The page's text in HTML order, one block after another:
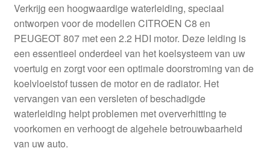
Verkrijg een hoogwaardige waterleiding, speciaal
ontworpen voor de modellen CITROEN C8 en
PEUGEOT 807 met een 2.2 HDI motor. Deze leiding is
een essentieel onderdeel van het koelsysteem van uw
voertuig en zorgt voor een optimale doorstroming van de
koelvloeistof tussen de motor en de radiator. Het
vervangen van een versleten of beschadigde
waterleiding helpt problemen met oververhitting te
voorkomen en verhoogt de algehele betrouwbaarheid
van uw auto.